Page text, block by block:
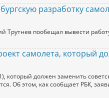
разработку
пообещал вывести
самолета, который
который должен заменить
Об этом, как сообщает РБК,